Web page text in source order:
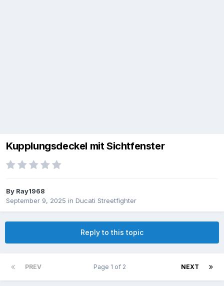
Kupplungsdeckel mit Sichtfenster
By Ray1968
September 9, 2025 in Ducati Streetfighter
Reply to this topic
PREV NEXT
Page 1 of 2